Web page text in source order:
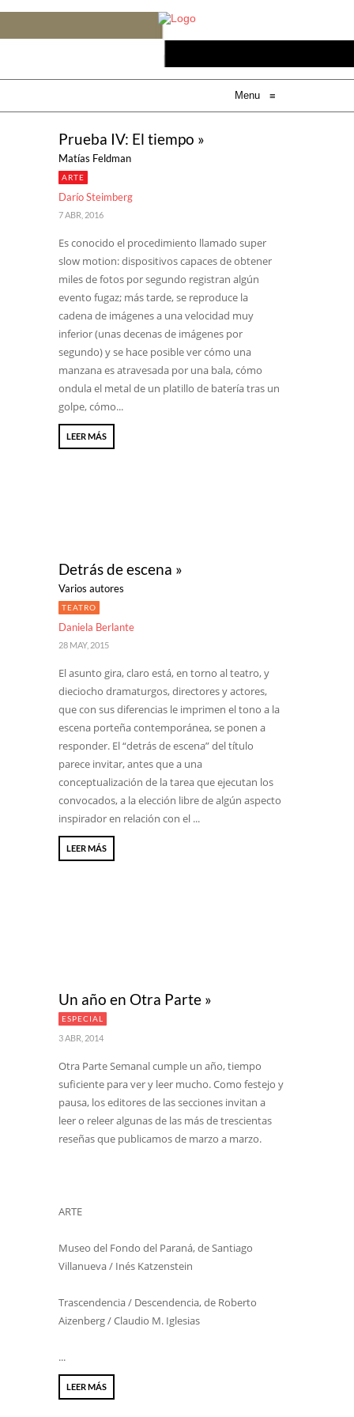
Menu ≡
Prueba IV: El tiempo »
Matías Feldman
ARTE
Darío Steimberg
7 ABR, 2016
Es conocido el procedimiento llamado super
slow motion: dispositivos capaces de obtener
miles de fotos por segundo registran algún
evento fugaz; más tarde, se reproduce la
cadena de imágenes a una velocidad muy
inferior (unas decenas de imágenes por
segundo) y se hace posible ver cómo una
manzana es atravesada por una bala, cómo
ondula el metal de un platillo de batería tras un
golpe, cómo...
LEER MÁS
Detrás de escena »
Varios autores
TEATRO
Daniela Berlante
28 MAY, 2015
El asunto gira, claro está, en torno al teatro, y
dieciocho dramaturgos, directores y actores,
que con sus diferencias le imprimen el tono a la
escena porteña contemporánea, se ponen a
responder. El “detrás de escena” del título
parece invitar, antes que a una
conceptualización de la tarea que ejecutan los
convocados, a la elección libre de algún aspecto
inspirador en relación con el ...
LEER MÁS
Un año en Otra Parte »
ESPECIAL
3 ABR, 2014
Otra Parte Semanal cumple un año, tiempo
suficiente para ver y leer mucho. Como festejo y
pausa, los editores de las secciones invitan a
leer o releer algunas de las más de trescientas
reseñas que publicamos de marzo a marzo.
ARTE
Museo del Fondo del Paraná, de Santiago
Villanueva / Inés Katzenstein
Trascendencia / Descendencia, de Roberto
Aizenberg / Claudio M. Iglesias
...
LEER MÁS